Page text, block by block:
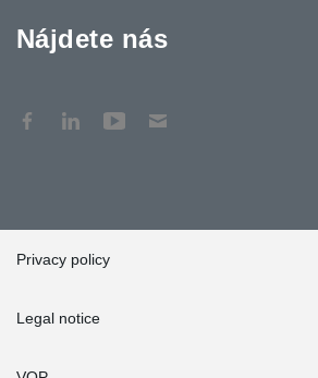
Nájdete nás
Privacy policy
Legal notice